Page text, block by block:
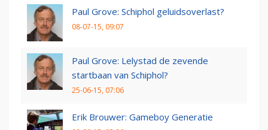
Paul Grove: Schiphol geluidsoverlast?
08-07-15, 09:07
Paul Grove: Lelystad de zevende
startbaan van Schiphol?
25-06-15, 07:06
Erik Brouwer: Gameboy Generatie